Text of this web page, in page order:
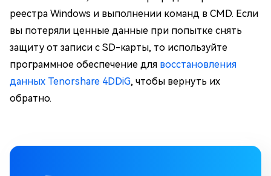
реестра Windows и выполнении команд в CMD. Если
вы потеряли ценные данные при попытке снять
защиту от записи с SD-карты, то используйте
программное обеспечение для восстановления
данных Tenorshare 4DDiG, чтобы вернуть их
обратно.